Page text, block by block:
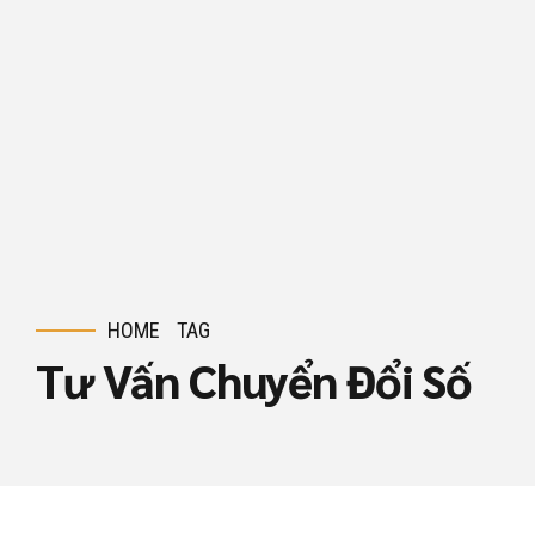
HOME TAG
Tư Vấn Chuyển Đổi Số